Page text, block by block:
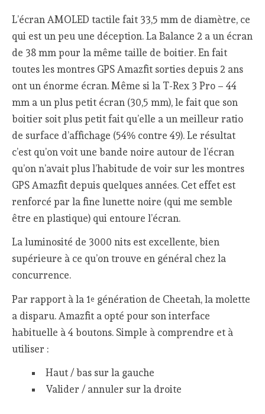
L’écran AMOLED tactile fait 33,5 mm de diamètre, ce
qui est un peu une déception. La Balance 2 a un écran
de 38 mm pour la même taille de boitier. En fait
toutes les montres GPS Amazfit sorties depuis 2 ans
ont un énorme écran. Même si la T-Rex 3 Pro – 44
mm a un plus petit écran (30,5 mm), le fait que son
boitier soit plus petit fait qu’elle a un meilleur ratio
de surface d’affichage (54% contre 49). Le résultat
c’est qu’on voit une bande noire autour de l’écran
qu’on n’avait plus l’habitude de voir sur les montres
GPS Amazfit depuis quelques années. Cet effet est
renforcé par la fine lunette noire (qui me semble
être en plastique) qui entoure l’écran.
La luminosité de 3000 nits est excellente, bien
supérieure à ce qu’on trouve en général chez la
concurrence.
Par rapport à la 1e génération de Cheetah, la molette
a disparu. Amazfit a opté pour son interface
habituelle à 4 boutons. Simple à comprendre et à
utiliser :
Haut / bas sur la gauche
Valider / annuler sur la droite